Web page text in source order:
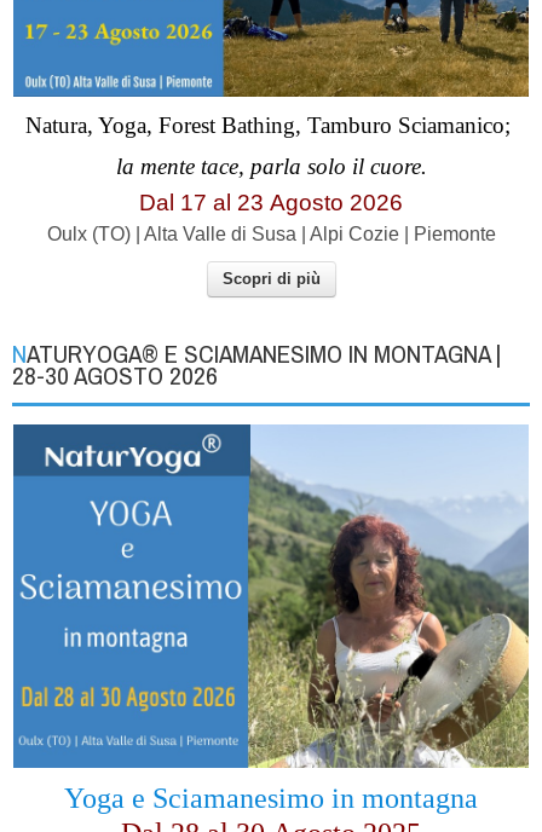
Natura, Yoga, Forest Bathing, Tamburo Sciamanico;
la mente tace, parla solo il cuore.
Dal 17 al 23 Agosto 2026
Oulx (TO) | Alta Valle di Susa | Alpi Cozie | Piemonte
Scopri di più
NATURYOGA® E SCIAMANESIMO IN MONTAGNA |
28-30 AGOSTO 2026
Yoga e Sciamanesimo in montagna